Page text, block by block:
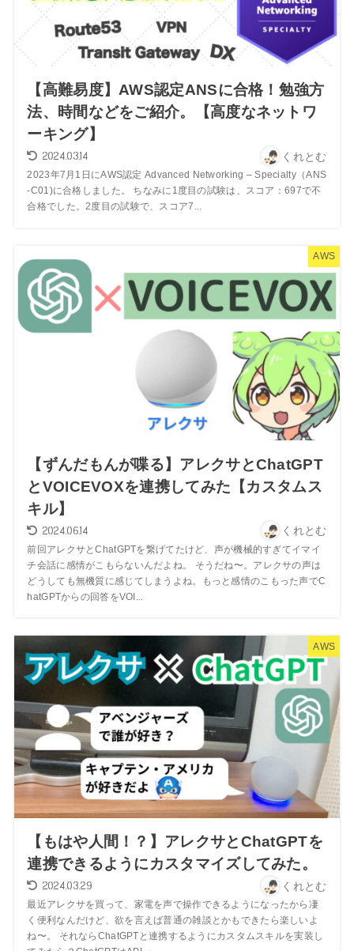
【高難易度】AWS認定ANSに合格！勉強方
法、時間などをご紹介。【高度なネットワ
ーキング】
2024.03.14 くれとむ
2023年7月1日にAWS認定 Advanced Networking – Specialty（ANS
-C01)に合格しました。 ちなみに1度目の試験は、スコア：697で不
合格でした。2度目の試験で、スコア7...
AWS
【ずんだもんが喋る】アレクサとChatGPT
とVOICEVOXを連携してみた【カスタムス
キル】
2024.06.14 くれとむ
前回アレクサとChatGPTを繋げてたけど、声が機械的すぎてイマイ
チ会話に感情がこもらないんだよね。 そうだね〜。アレクサの声は
どうしても無機質に感じてしまうよね。もっと感情のこもった声でC
hatGPTからの回答をVOI...
AWS
【もはや人間！？】アレクサとChatGPTを
連携できるようにカスタマイズしてみた。
2024.03.29 くれとむ
最近アレクサを買って、家電を声で操作できるようになったから凄
く便利なんだけど、欲を言えば普通の雑談とかもできたら楽しいよ
ね〜。 それならChatGPTと連携するようにカスタムスキルを実装し